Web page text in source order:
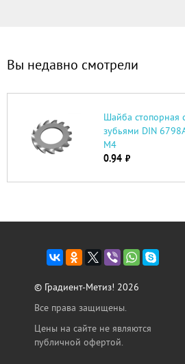
Вы недавно смотрели
Шайба стопорная
зубьями DIN
М4
0.94 руб.
© Градиент-Метиз! 2026
Все права защищены.
Цены на сайте не являются
публичной офертой.